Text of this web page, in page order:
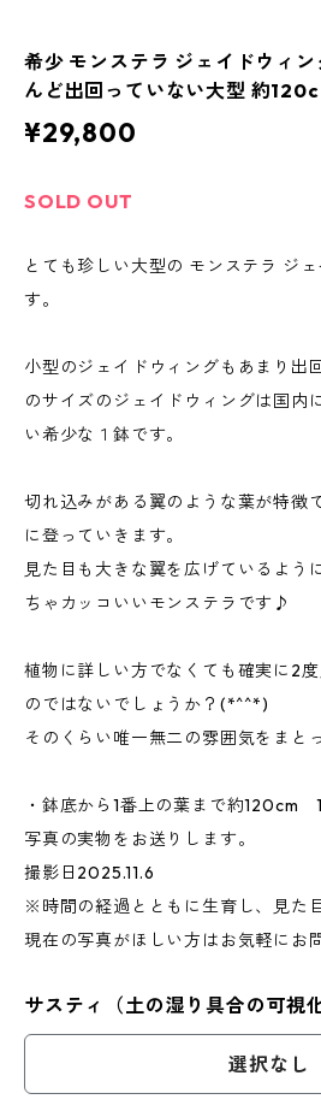
希少 モンステラ ジェイドウィ
んど出回っていない大型 約
¥29,800
SOLD OUT
とても珍しい大型の モンステラ ジ
す。
小型のジェイドウィングもあまり出
のサイズのジェイドウィングは国内
い希少な１鉢です。
切れ込みがある翼のような葉が特徴
に登っていきます。
見た目も大きな翼を広げているよう
ちゃカッコいいモンステラです♪
植物に詳しい方でなくても確実に2
のではないでしょうか？(*^^*)
そのくらい唯一無二の雰囲気をまと
・鉢底から1番上の葉まで約120cm
写真の実物をお送りします。
撮影日2025.11.6
※時間の経過とともに生育し、見た
現在の写真がほしい方はお気軽にお
サスティ（土の湿り具合の可視
選択なし